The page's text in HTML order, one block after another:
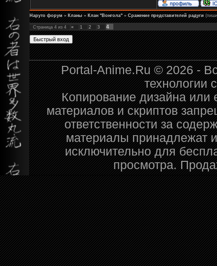
Наруто форум » Кланы » Клан "Вонгола" » Сражение представителей радуги
Страница 4 из 4 « 1 2 3 4
Portal-Anime.Ru © 2026 -
технологии
Копирование дизайна или
материалов и скриптов
ответственности за
материалы принадлежат
исключительно для
просмотра.